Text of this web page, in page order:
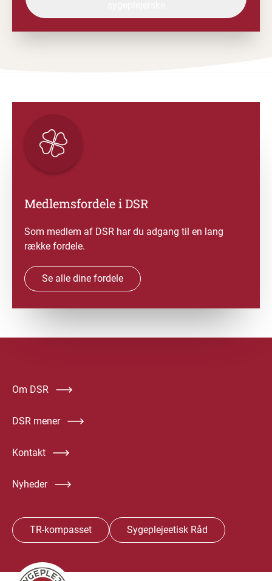
Medlemsfordele i DSR
Som medlem af DSR har du adgang til en lang
række fordele.
Se alle dine fordele
Om DSR
DSR mener
Kontakt
Nyheder
TR-kompasset Sygeplejeetisk Råd